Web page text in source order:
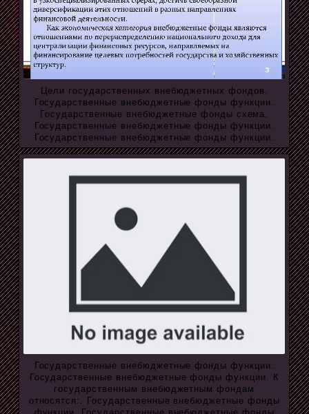
Цели государственных внебюджетных фондов.
Государственные внебюджетные фонды функции.
Государственные внебюджетные фонды схема.
Государственные внебюджетные фонды функции.
Государственные внебюджетные фонды функции.
Государственные внебюджетные фонды функции.
Государственные внебюджетные фонды функции. К
государственным внебюджетным фондам
относятся:. Государственные внебюджетные фонды